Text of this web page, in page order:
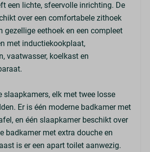
keuken
vriesvak
een lichte, sfeervolle inrichting. De
over een comfortabele zithoek
gezellige eethoek en een compleet
met inductiekookplaat,
vaatwasser, koelkast en
slaapkamers, elk met twee losse
Er is één moderne badkamer met
en één slaapkamer beschikt over
badkamer met extra douche en
is er een apart toilet aanwezig.